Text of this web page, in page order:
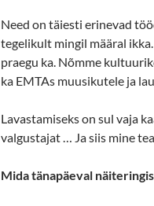
Need on täiesti erinevad
tegelikult mingil määral
praegu ka. Nõmme
ka EMTAs muusikutele ja
Lavastamiseks on sul vaja
valgustajat … Ja siis mine
Mida tänapäeval